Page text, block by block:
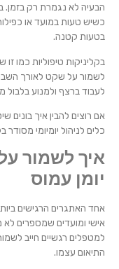
הבעיה לא נגמרת רק בזמן.
כשיש טעות במועד או
בטעות קטנה.
בקליניקות טיפוליות כמו
לשמור על שקט לאורך
לעבוד ברצף ולמנוע בלבול
אם רוצים להבין איך בונים
כלים לניהול יומיומי מסודר
איך לשמור
יומן עמוס
אחד האתגרים הרגישים
אישי ומועדים שמספרים
למטפלים רגשיים חייב
התיאום עצמו.